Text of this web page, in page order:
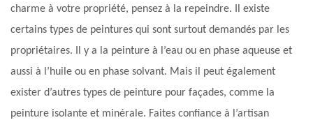
charme à votre propriété, pensez à la repeindre. Il existe
certains types de peintures qui sont surtout demandés par les
propriétaires. Il y a la peinture à l’eau ou en phase aqueuse et
aussi à l’huile ou en phase solvant. Mais il peut également
exister d’autres types de peinture pour façades, comme la
peinture isolante et minérale. Faites confiance à l’artisan